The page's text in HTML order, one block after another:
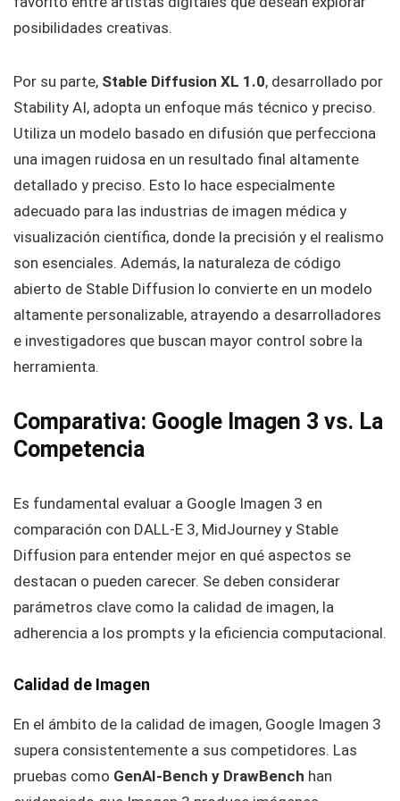
posibilidades creativas.
Por su parte, Stable Diffusion XL 1.0, desarrollado por
Stability AI, adopta un enfoque más técnico y preciso.
Utiliza un modelo basado en difusión que perfecciona
una imagen ruidosa en un resultado final altamente
detallado y preciso. Esto lo hace especialmente
adecuado para las industrias de imagen médica y
visualización científica, donde la precisión y el realismo
son esenciales. Además, la naturaleza de código
abierto de Stable Diffusion lo convierte en un modelo
altamente personalizable, atrayendo a desarrolladores
e investigadores que buscan mayor control sobre la
herramienta.
Comparativa: Google Imagen 3 vs. La
Competencia
Es fundamental evaluar a Google Imagen 3 en
comparación con DALL-E 3, MidJourney y Stable
Diffusion para entender mejor en qué aspectos se
destacan o pueden carecer. Se deben considerar
parámetros clave como la calidad de imagen, la
adherencia a los prompts y la eficiencia computacional.
Calidad de Imagen
En el ámbito de la calidad de imagen, Google Imagen 3
supera consistentemente a sus competidores. Las
pruebas como GenAI-Bench y DrawBench han